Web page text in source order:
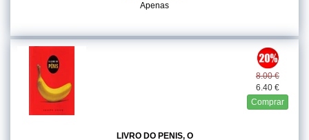
Apenas
8.00 €
6.40 €
Comprar
LIVRO DO PENIS, O